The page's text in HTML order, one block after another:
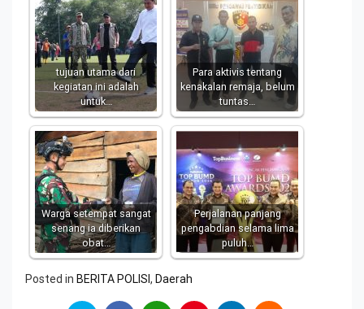
tujuan utama dari
kegiatan ini adalah
untuk…
Para aktivis tentang
kenakalan remaja, belum
tuntas…
Warga setempat sangat
senang ia diberikan
obat…
Perjalanan panjang
pengabdian selama lima
puluh…
Posted in BERITA POLISI , Daerah